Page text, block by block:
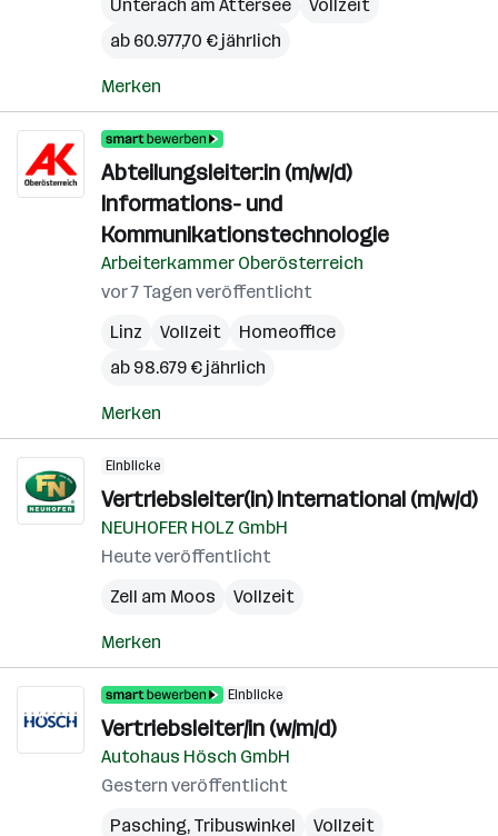
Unterach am Attersee
Vollzeit
ab 60.977,70 € jährlich
Merken
Abteilungsleiter:in (m/w/d)
Informations- und
Kommunikationstechnologie
Arbeiterkammer Oberösterreich
vor 7 Tagen veröffentlicht
Linz
Vollzeit
Homeoffice
ab 98.679 € jährlich
Merken
Einblicke
Vertriebsleiter(in) International (m/w/d)
NEUHOFER HOLZ GmbH
Heute veröffentlicht
Zell am Moos
Vollzeit
Merken
Einblicke
Vertriebsleiter/in (w/m/d)
Autohaus Hösch GmbH
Gestern veröffentlicht
Pasching, Tribuswinkel
Vollzeit